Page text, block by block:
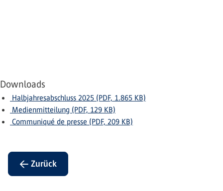
Downloads
Halbjahresabschluss 2025 (PDF, 1.865 KB)
Medienmitteilung (PDF, 129 KB)
Communiqué de presse (PDF, 209 KB)
← Zurück